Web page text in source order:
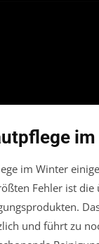
im Winter
Fehler ist
und führt zu